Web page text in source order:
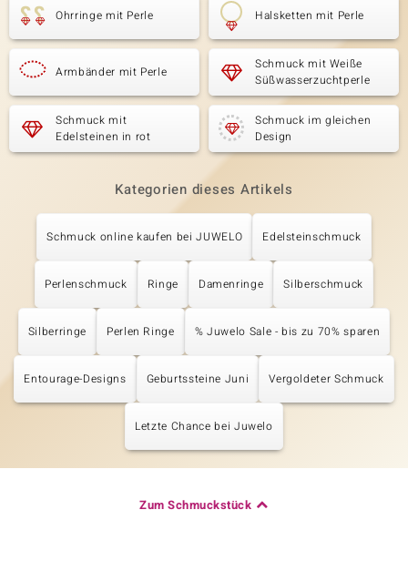
Ohrringe mit Perle Halsketten mit Perle
Armbänder mit Perle
Schmuck mit Weiße
Süßwasserzuchtperle
Schmuck mit
Edelsteinen in rot
Schmuck im gleichen
Design
Kategorien dieses Artikels
Schmuck online kaufen bei JUWELO Edelsteinschmuck
Perlenschmuck Ringe Damenringe Silberschmuck
Silberringe Perlen Ringe % Juwelo Sale - bis zu 70% sparen
Entourage-Designs Geburtssteine Juni Vergoldeter Schmuck
Letzte Chance bei Juwelo
Zum Schmuckstück